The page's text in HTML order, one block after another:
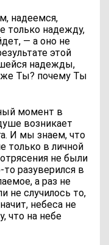
надеемся,
только надежду,
— а оно не
этой
надежды,
же Ты? почему Ты
момент в
возникает
И мы знаем, что
только в личной
не были
разуверился в
а раз не
не случилось то,
небеса не
что на небе